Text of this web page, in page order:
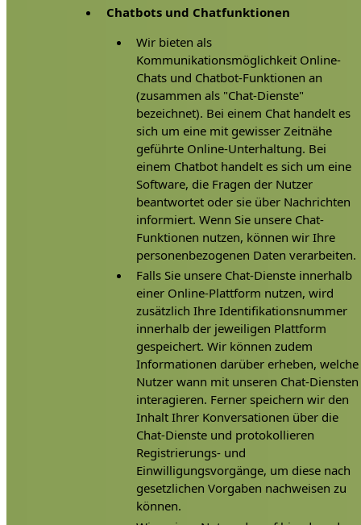
Chatbots und Chatfunktionen
Wir bieten als
Kommunikationsmöglichkeit Online-
Chats und Chatbot-Funktionen an
(zusammen als "Chat-Dienste"
bezeichnet). Bei einem Chat handelt es
sich um eine mit gewisser Zeitnähe
geführte Online-Unterhaltung. Bei
einem Chatbot handelt es sich um eine
Software, die Fragen der Nutzer
beantwortet oder sie über Nachrichten
informiert. Wenn Sie unsere Chat-
Funktionen nutzen, können wir Ihre
personenbezogenen Daten verarbeiten.
Falls Sie unsere Chat-Dienste innerhalb
einer Online-Plattform nutzen, wird
zusätzlich Ihre Identifikationsnummer
innerhalb der jeweiligen Plattform
gespeichert. Wir können zudem
Informationen darüber erheben, welche
Nutzer wann mit unseren Chat-Diensten
interagieren. Ferner speichern wir den
Inhalt Ihrer Konversationen über die
Chat-Dienste und protokollieren
Registrierungs- und
Einwilligungsvorgänge, um diese nach
gesetzlichen Vorgaben nachweisen zu
können.